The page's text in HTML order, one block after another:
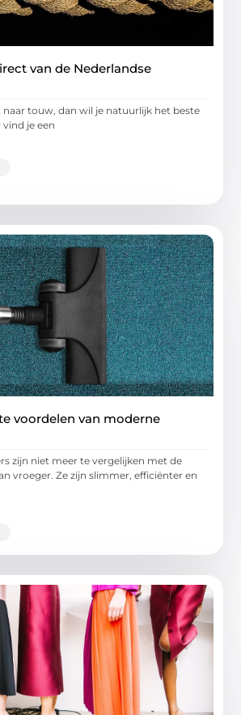
van de Nederlandse
naar touw, dan wil je natuurlijk het beste
je een
voordelen van moderne
zijn niet meer te vergelijken met de
vroeger. Ze zijn slimmer, efficiënter en